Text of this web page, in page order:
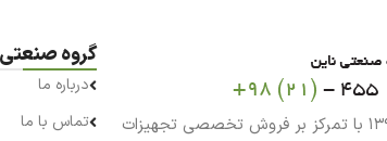
آی ناین از سال ۱۳۹۳ با تمرکز بر فروش تخصصی تجهیزات
گروه
درباره ما
تماس با ما